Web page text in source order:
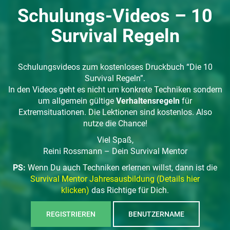
Schulungs-Videos – 10
Survival Regeln
Schulungsvideos zum kostenloses Druckbuch “Die 10
Survival Regeln”.
In den Videos geht es nicht um konkrete Techniken sondern
um allgemein gültige Verhaltensregeln für
Extremsituationen. Die Lektionen sind kostenlos. Also
nutze die Chance!
Viel Spaß,
Reini Rossmann – Dein Survival Mentor
PS: Wenn Du auch Techniken erlernen willst, dann ist die
Survival Mentor Jahresausbildung (Details hier
klicken) das Richtige für Dich.
REGISTRIEREN BENUTZERNAME